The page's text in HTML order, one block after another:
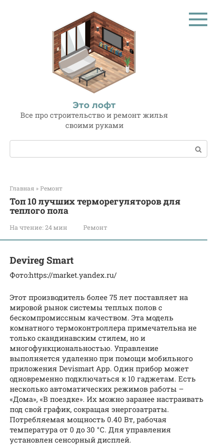
Это лофт
Все про строительство и ремонт жилья
своими руками
Поиск:
Главная » Ремонт
Топ 10 лучших терморегуляторов для
теплого пола
На чтение: 24 мин Ремонт
Devireg Smart
​Фото:https://market.yandex.ru/
Этот производитель более 75 лет поставляет на
мировой рынок системы теплых полов с
бескомпромиссным качеством. Эта модель
комнатного термоконтроллера примечательна не
только скандинавским стилем, но и
многофункциональностью. Управление
выполняется удаленно при помощи мобильного
приложения Devismart App. Один прибор может
одновременно подключаться к 10 гаджетам. Есть
несколько автоматических режимов работы –
«Дома», «В поездке». Их можно заранее настраивать
под свой график, сокращая энергозатраты.
Потребляемая мощность 0.40 Вт, рабочая
температура от 0 до 30 °С. Для управления
установлен сенсорный дисплей.